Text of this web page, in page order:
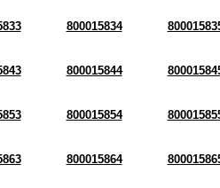
800015834
800015844
800015854
800015864